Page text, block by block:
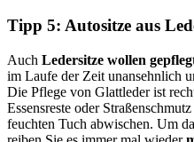
Tipp 5: Autositze aus
Auch Ledersitze wollen
im Laufe der Zeit unansehnlich
Die Pflege von Glattleder ist
Essensreste oder
feuchten Tuch abwischen. Um